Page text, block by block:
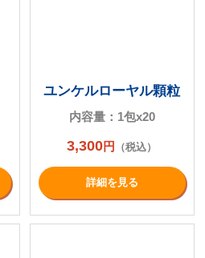
ユンケルローヤル顆粒
内容量：1包x20
3,300円 （税込）
詳細を⾒る